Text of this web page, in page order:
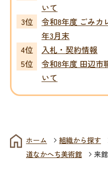
いて
令和8年度 ごみカ
年3月末
入札・契約情報
令和8年度 田辺市
いて
ホーム 組織から探す
道なかへち美術館
来